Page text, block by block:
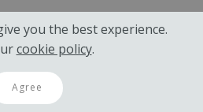
you the best experience.
cookie policy.
Agree